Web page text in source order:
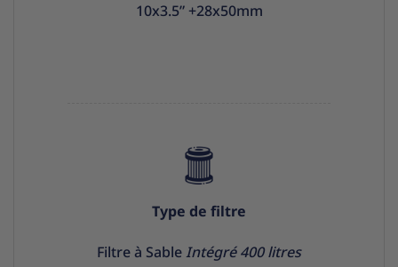
10x3.5” +28x50mm
Type de filtre
Filtre à SableIntégré 400 litres